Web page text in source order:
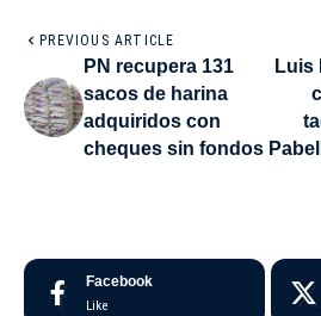
PREVIOUS ARTICLE
PN recupera 131
sacos de harina
adquiridos con
cheques sin fondos
Luis
Facebook
Like